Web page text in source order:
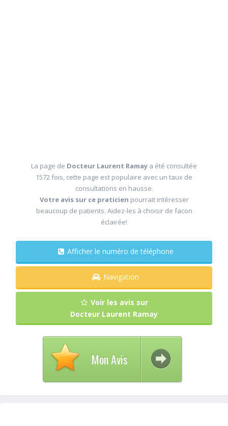
La page de Docteur Laurent Ramay a été consultée
1572 fois, cette page est populaire avec un taux de
consultations en hausse.
Votre avis sur ce praticien pourrait intéresser
beaucoup de patients. Aidez-les à choisir de facon
éclairée!
Afficher le numéro de téléphone
Navigation
Voir les avis sur
Docteur Laurent Ramay
Mon Avis